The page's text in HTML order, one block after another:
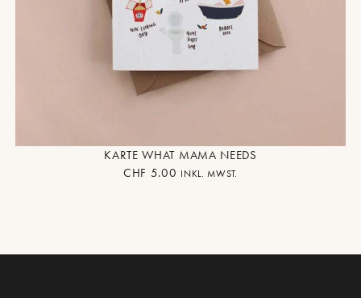
KARTE WHAT MAMA NEEDS
CHF 5.00 INKL. MWST.